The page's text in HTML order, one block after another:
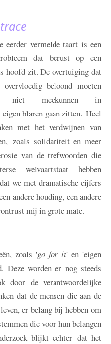
eerder vermelde taart is een
dat berust op een
hoofd zit. De overtuiging dat
beloond moeten
niet meekunnen in
eigen blaren gaan zitten. Heel
met het verdwijnen van
zoals solidariteit en meer
van de trefwoorden die
welvaartstaat hebben
we met dramatische cijfers
andere houding, een andere
mij in grote mate.
zoals 'go for it' en 'eigen
Deze worden er nog steeds
door de verantwoordelijke
dat de mensen die aan de
er belang bij hebben om
die voor hun belangen
blijkt echter dat het